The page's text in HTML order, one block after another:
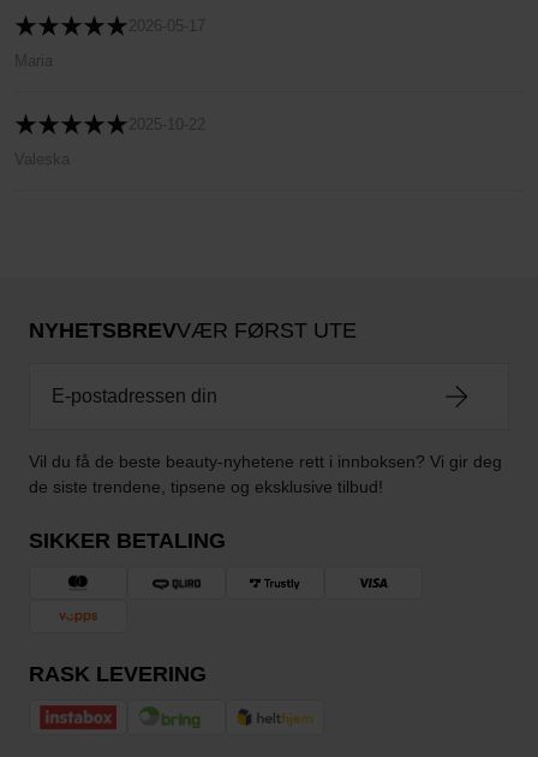
2026-05-17
Maria
2025-10-22
Valeska
NYHETSBREVVÆR FØRST UTE
Vil du få de beste beauty-nyhetene rett i innboksen? Vi gir deg
de siste trendene, tipsene og eksklusive tilbud!
SIKKER BETALING
RASK LEVERING